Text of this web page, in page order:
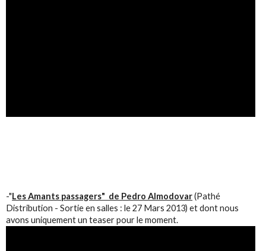
-"Les Amants passagers" de Pedro Almodovar(Pathé
Distribution - Sortie en salles : le 27 Mars 2013) et dont nous
avons uniquement un teaser pour le moment.